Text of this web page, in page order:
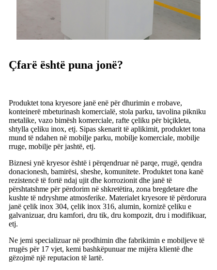
Çfarë është puna jonë?
Produktet tona kryesore janë enë për dhurimin e rrobave,
konteinerë mbeturinash komercialë, stola parku, tavolina pikniku
metalike, vazo bimësh komerciale, rafte çeliku për biçikleta,
shtylla çeliku inox, etj. Sipas skenarit të aplikimit, produktet tona
mund të ndahen në mobilje parku, mobilje komerciale, mobilje
rruge, mobilje për jashtë, etj.
Biznesi ynë kryesor është i përqendruar në parqe, rrugë, qendra
donacionesh, bamirësi, sheshe, komunitete. Produktet tona kanë
rezistencë të fortë ndaj ujit dhe korrozionit dhe janë të
përshtatshme për përdorim në shkretëtira, zona bregdetare dhe
kushte të ndryshme atmosferike. Materialet kryesore të përdorura
janë çelik inox 304, çelik inox 316, alumin, kornizë çeliku e
galvanizuar, dru kamfori, dru tik, dru kompozit, dru i modifikuar,
etj.
Ne jemi specializuar në prodhimin dhe fabrikimin e mobiljeve të
rrugës për 17 vjet, kemi bashkëpunuar me mijëra klientë dhe
gëzojmë një reputacion të lartë.